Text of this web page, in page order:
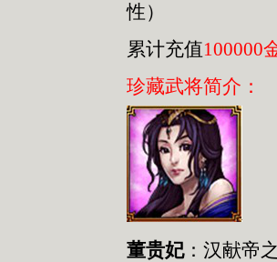
性）
累计充值100000
珍藏武将简介：
董贵妃：汉献帝